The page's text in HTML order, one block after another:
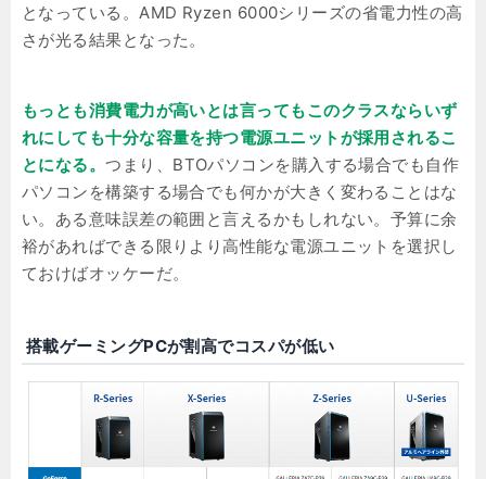
となっている。AMD Ryzen 6000シリーズの省電力性の高
さが光る結果となった。
もっとも消費電力が高いとは言ってもこのクラスならいず
れにしても十分な容量を持つ電源ユニットが採用されるこ
とになる。つまり、BTOパソコンを購入する場合でも自作
パソコンを構築する場合でも何かが大きく変わることはな
い。ある意味誤差の範囲と言えるかもしれない。予算に余
裕があればできる限りより高性能な電源ユニットを選択し
ておけばオッケーだ。
搭載ゲーミングPCが割高でコスパが低い